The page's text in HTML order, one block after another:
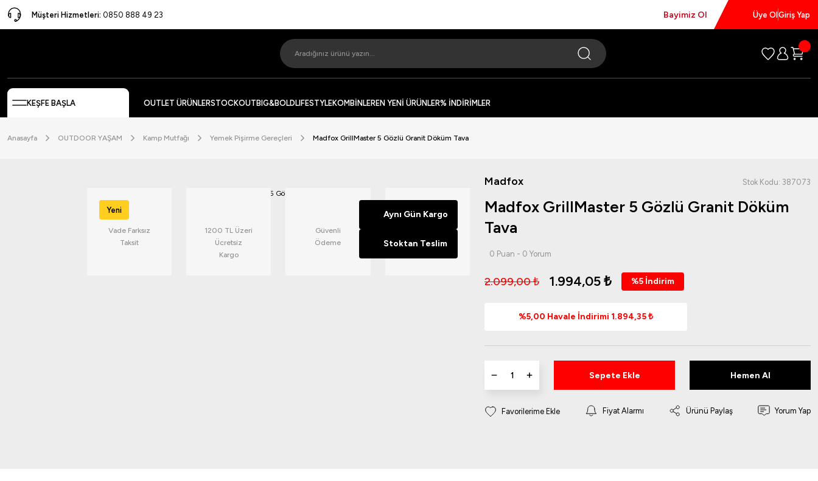
Müşteri Hizmetleri: 0850 888 49 23 Bayimiz Ol Üye OlGiriş Yap
KEŞFE BAŞLA OUTLET ÜRÜNLERSTOCKOUTBIG&BOLDLIFESTYLEKOMBİNLEREN YENİ ÜRÜNLER% İNDİRİMLER
Anasayfa OUTDOOR YAŞAM Kamp Mutfağı Yemek Pişirme Gereçleri Madfox GrillMaster 5 Gözlü Granit Döküm Tava
Yeni Aynı Gün Kargo
Stoktan Teslim
Vade Farksız
Taksit
1200 TL Üzeri
Ücretsiz
Kargo
Güvenli
Ödeme
İade
Madfox Stok Kodu: 387073
Madfox GrillMaster 5 Gözlü Granit Döküm
Tava
0 Puan - 0 Yorum
2.099,00 ₺ 1.994,05 ₺ %5 İndirim
%5,00 Havale İndirimi 1.894,35 ₺
Sepete Ekle Hemen Al
Fiyat Alarmı Ürünü Paylaş Yorum Yap